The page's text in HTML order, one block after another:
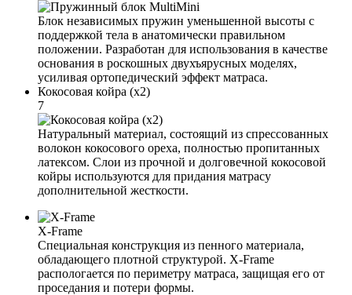
Блок независимых пружин уменьшенной высоты с
поддержкой тела в анатомически правильном
положении. Разработан для использования в качестве
основания в роскошных двухъярусных моделях,
усиливая ортопедический эффект матраса.
Кокосовая койра (x2)
7
Натуральный материал, состоящий из спрессованных
волокон кокосового ореха, полностью пропитанных
латексом. Слои из прочной и долговечной кокосовой
койры используются для придания матрасу
дополнительной жесткости.
X-Frame
Специальная конструкция из пенного материала,
обладающего плотной структурой. X-Frame
распологается по периметру матраса, защищая его от
проседания и потери формы.